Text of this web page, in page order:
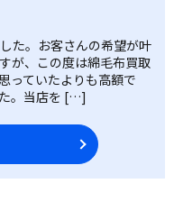
た。お客さんの希望が叶
が、この度は綿毛布買取
っていたよりも高額で
。当店を […]